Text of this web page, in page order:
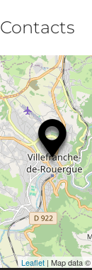
Contacts
Leaflet | Map data ©